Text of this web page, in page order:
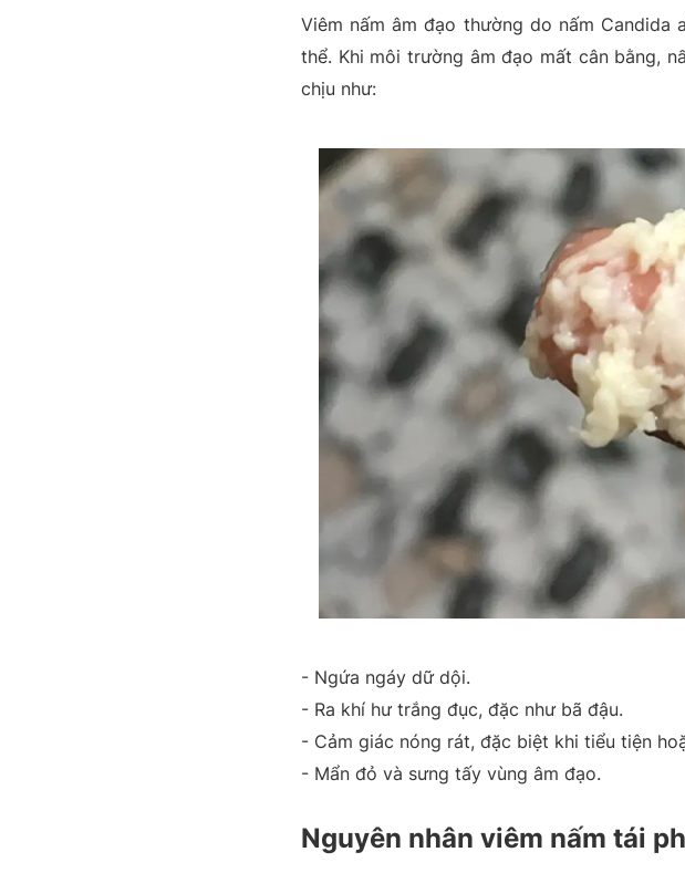
Viêm nấm âm đạo thường do nấm
thể. Khi môi trường âm đạo mất cân bằng,
chịu như:
- Ngứa ngáy dữ dội.
- Ra khí hư trắng đục, đặc như bã đậu.
- Cảm giác nóng rát, đặc biệt khi tiểu tiện
- Mẩn đỏ và sưng tấy vùng âm đạo.
Nguyên nhân viêm nấm tái